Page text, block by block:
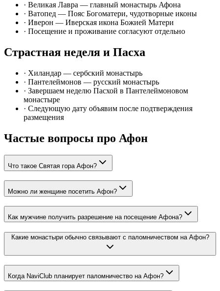
· Великая Лавра — главный монастырь Афона
· Ватопед — Пояс Богоматери, чудотворные иконы
· Иверон — Иверская икона Божией Матери
· Посещение и проживание согласуют отдельно
Страстная неделя и Пасха
· Хиландар — сербский монастырь
· Пантелеймонов — русский монастырь
· Завершаем неделю Пасхой в Пантелеймоновом
монастыре
· Следующую дату объявим после подтверждения
размещения
Частые вопросы про Афон
Что такое Святая гора Афон?
Можно ли женщине посетить Афон?
Как мужчине получить разрешение на посещение Афона?
Какие монастыри обычно связывают с паломничеством на Афон?
Когда NaviClub планирует паломничество на Афон?